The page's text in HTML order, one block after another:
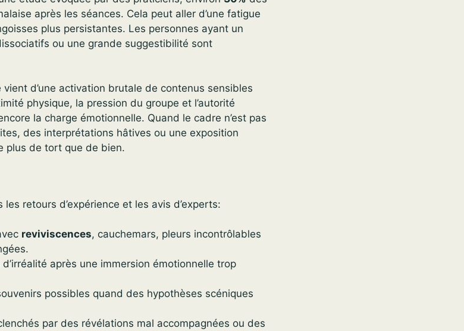
après les séances. Cela peut aller d’une fatigue
plus persistantes. Les personnes ayant un
ou une grande suggestibilité sont
d’une activation brutale de contenus sensibles
physique, la pression du groupe et l’autorité
la charge émotionnelle. Quand le cadre n’est pas
des interprétations hâtives ou une exposition
plus de tort que de bien.
retours d’expérience et les avis d’experts:
reviviscences, cauchemars, pleurs incontrôlables
après une immersion émotionnelle trop
possibles quand des hypothèses scéniques
par des révélations mal accompagnées ou des